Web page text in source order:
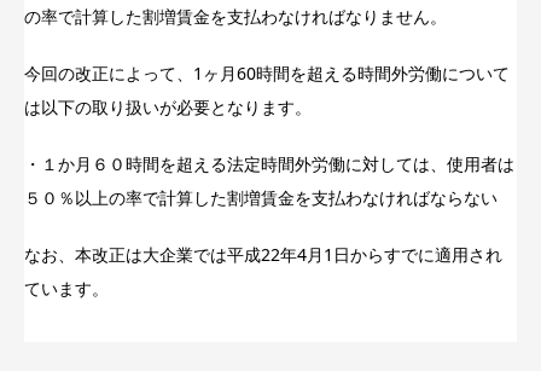
の率で計算した割増賃金を支払わなければなりません。
今回の改正によって、1ヶ月60時間を超える時間外労働について
は以下の取り扱いが必要となります。
・１か月６０時間を超える法定時間外労働に対しては、使用者は
５０％以上の率で計算した割増賃金を支払わなければならない
なお、本改正は大企業では平成22年4月1日からすでに適用され
ています。